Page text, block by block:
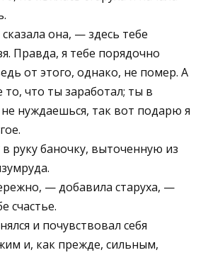
она, — здесь тебе
Правда, я тебе порядочно
от этого, однако, не помер. А
то, что ты заработал; ты в
нуждаешься, так вот подарю я
руку баночку, выточенную из
— добавила старуха, —
счастье.
и почувствовал себя
и, как прежде, сильным,